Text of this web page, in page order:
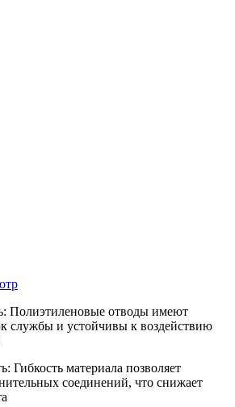
Полиэтиленовые отводы имеют
службы и устойчивы к воздействию
Гибкость материала позволяет
соединений, что снижает